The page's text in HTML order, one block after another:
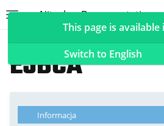
Nitrokey Documentation
navigation of Nitrokeyys
EJBCA
Informacja
This page is available
Switch to English